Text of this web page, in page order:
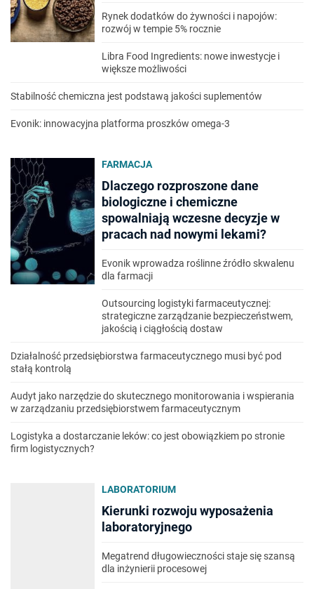
Rynek dodatków do żywności i napojów:
rozwój w tempie 5% rocznie
Libra Food Ingredients: nowe inwestycje i
większe możliwości
Stabilność chemiczna jest podstawą jakości suplementów
Evonik: innowacyjna platforma proszków omega-3
FARMACJA
Dlaczego rozproszone dane
biologiczne i chemiczne
spowalniają wczesne decyzje w
pracach nad nowymi lekami?
Evonik wprowadza roślinne źródło skwalenu
dla farmacji
Outsourcing logistyki farmaceutycznej:
strategiczne zarządzanie bezpieczeństwem,
jakością i ciągłością dostaw
Działalność przedsiębiorstwa farmaceutycznego musi być pod
stałą kontrolą
Audyt jako narzędzie do skutecznego monitorowania i wspierania
w zarządzaniu przedsiębiorstwem farmaceutycznym
Logistyka a dostarczanie leków: co jest obowiązkiem po stronie
firm logistycznych?
LABORATORIUM
Kierunki rozwoju wyposażenia
laboratoryjnego
Megatrend długowieczności staje się szansą
dla inżynierii procesowej